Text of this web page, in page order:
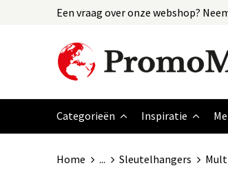
Een vraag over onze webshop?
Categorieën Inspiratie
Home ... Sleutelhangers